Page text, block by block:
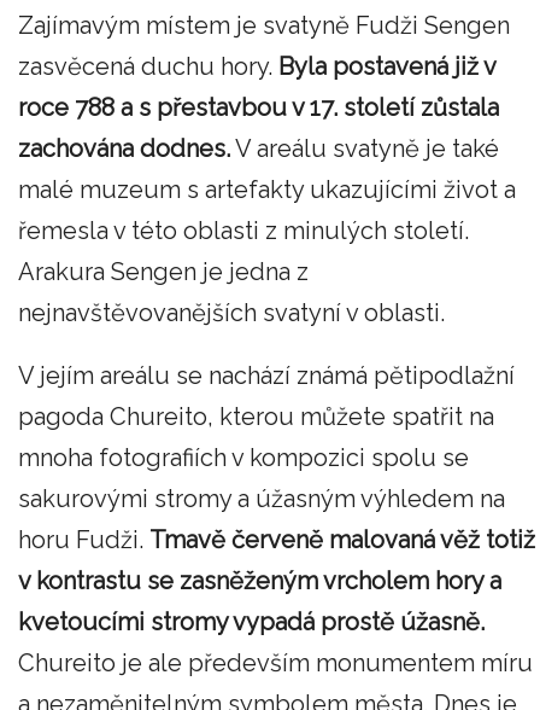
Zajímavým místem je svatyně Fudži Sengen
zasvěcená duchu hory. Byla postavená již v
roce 788 a s přestavbou v 17. století zůstala
zachována dodnes.V areálu svatyně je také
malé muzeum s artefakty ukazujícími život a
řemesla v této oblasti z minulých století.
Arakura Sengen je jedna z
nejnavštěvovanějších svatyní v oblasti.
V jejím areálu se nachází známá pětipodlažní
pagoda Chureito, kterou můžete spatřit na
mnoha fotografiích v kompozici spolu se
sakurovými stromy a úžasným výhledem na
horu Fudži. Tmavě červeně malovaná věž totiž
v kontrastu se zasněženým vrcholem hory a
kvetoucími stromy vypadá prostě úžasně.
Chureito je ale především monumentem míru
a nezaměnitelným symbolem města. Dnes je